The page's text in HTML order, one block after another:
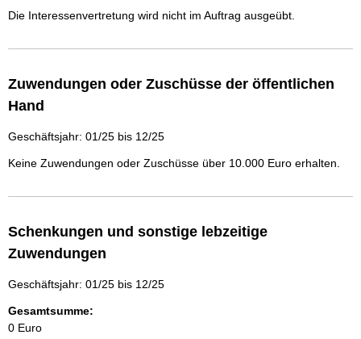
Die Interessenvertretung wird nicht im Auftrag ausgeübt.
Zuwendungen oder Zuschüsse der öffentlichen
Hand
Geschäftsjahr: 01/25 bis 12/25
Keine Zuwendungen oder Zuschüsse über 10.000 Euro erhalten.
Schenkungen und sonstige lebzeitige
Zuwendungen
Geschäftsjahr: 01/25 bis 12/25
Gesamtsumme:
0 Euro